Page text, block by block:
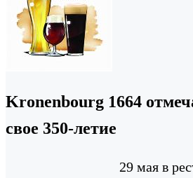
Kronenbourg 1664
свое 350-летие
29 мая в